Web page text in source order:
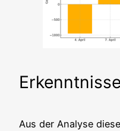
Aus der Ana­ly­se